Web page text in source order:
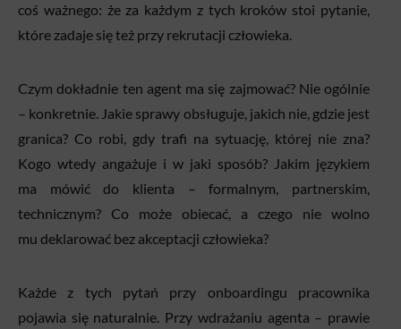
coś ważnego: że za każdym z tych kroków stoi pytanie,
które zadaje się też przy rekrutacji człowieka.
Czym dokładnie ten agent ma się zajmować? Nie ogólnie
– konkretnie. Jakie sprawy obsługuje, jakich nie, gdzie jest
granica? Co robi, gdy trafi na sytuację, której nie zna?
Kogo wtedy angażuje i w jaki sposób? Jakim językiem
ma mówić do klienta – formalnym, partnerskim,
technicznym? Co może obiecać, a czego nie wolno
mu deklarować bez akceptacji człowieka?
Każde z tych pytań przy onboardingu pracownika
pojawia się naturalnie. Przy wdrażaniu agenta – prawie